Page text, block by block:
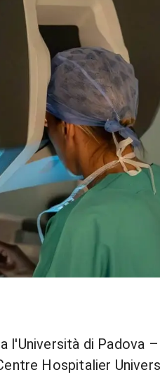
l'Università di Padova –
Hospitalier